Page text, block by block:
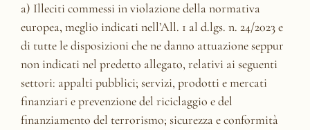
a) Illeciti commessi in violazione della normativa
europea, meglio indicati nell’All. 1 al d.lgs. n. 24/2023 e
di tutte le disposizioni che ne danno attuazione seppur
non indicati nel predetto allegato, relativi ai seguenti
settori: appalti pubblici; servizi, prodotti e mercati
finanziari e prevenzione del riciclaggio e del
finanziamento del terrorismo; sicurezza e conformità